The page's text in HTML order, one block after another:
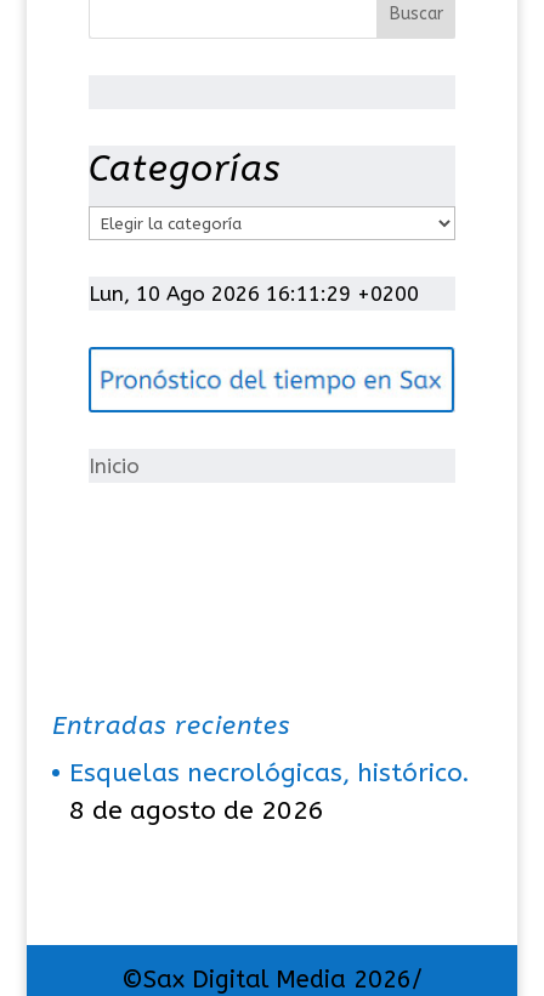
Categorías
t
g
í
Lun, 10 Ago 2026 16:11:30 +0200
Inicio
Entradas recientes
Esquelas necrológicas, histórico.
8 de agosto de 2026
©Sax Digital Media 2026/